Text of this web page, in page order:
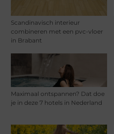
Scandinavisch interieur
combineren met een pvc-vloer
in Brabant
Maximaal ontspannen? Dat doe
je in deze 7 hotels in Nederland